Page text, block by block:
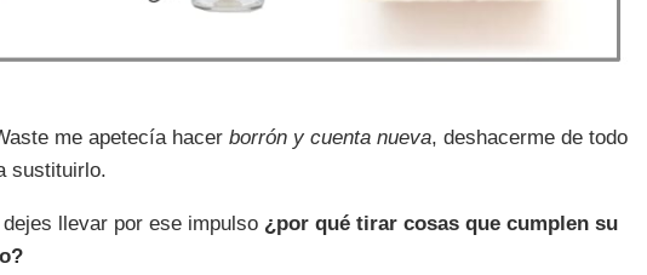
me apetecía hacer borrón y cuenta nueva, deshacerme de todo
sustituirlo.
llevar por ese impulso ¿por qué tirar cosas que cumplen su